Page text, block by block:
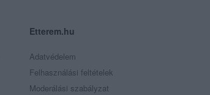
Etterem.hu
Adatvédelem
Felhasználási feltételek
Moderálási szabályzat